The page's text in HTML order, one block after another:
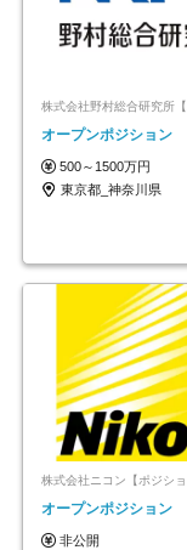
オープンポジション
500～1500万円
東京都_神奈川県
オープンポジション
非公開